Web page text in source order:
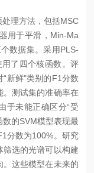
理方法，包括MSC
用于平滑，Min-Ma
数据集。采用PLS-
了四个核函数。评
新鲜"类别的F1分数
。测试集的准确率在
于未能正确区分“受
的SVM模型表现最
分数为100%。研究
选的光谱可以构建
这些模型在未来的